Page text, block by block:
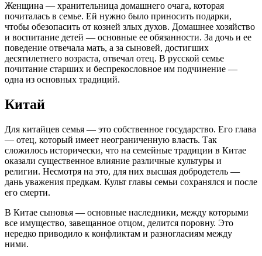
Женщина — хранительница домашнего очага, которая
почиталась в семье. Ей нужно было приносить подарки,
чтобы обезопасить от козней злых духов. Домашнее хозяйство
и воспитание детей — основные ее обязанности. За дочь и ее
поведение отвечала мать, а за сыновей, достигших
десятилетнего возраста, отвечал отец. В русской семье
почитание старших и беспрекословное им подчинение —
одна из основных традиций.
Китай
Для китайцев семья — это собственное государство. Его глава
— отец, который имеет неограниченную власть. Так
сложилось исторически, что на семейные традиции в Китае
оказали существенное влияние различные культуры и
религии. Несмотря на это, для них высшая добродетель —
дань уважения предкам. Культ главы семьи сохранялся и после
его смерти.
В Китае сыновья — основные наследники, между которыми
все имущество, завещанное отцом, делится поровну. Это
нередко приводило к конфликтам и разногласиям между
ними.